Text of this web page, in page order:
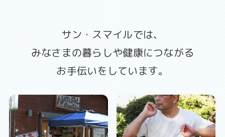
サン・スマイルでは、
みなさまの暮らしや健康につながる
お手伝いをしています。